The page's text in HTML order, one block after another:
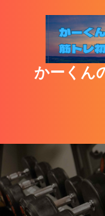
かーくん